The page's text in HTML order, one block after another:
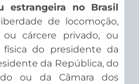
estrangeira no Brasil
de locomoção,
cárcere privado, ou
do presidente da
da República, do
ou da Câmara dos